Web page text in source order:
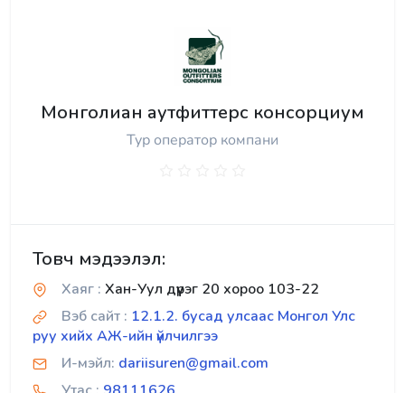
Монголиан аутфиттерс консорциум
Тур оператор компани
Товч мэдээлэл:
Хаяг : Хан-Уул дүүрэг 20 хороо 103-22
Вэб сайт : 12.1.2. бусад улсаас Монгол Улс
руу хийх АЖ-ийн үйлчилгээ
И-мэйл: dariisuren@gmail.com